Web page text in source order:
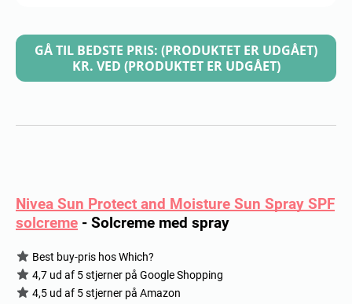
GÅ TIL BEDSTE PRIS: (PRODUKTET ER UDGÅET)
KR. VED (PRODUKTET ER UDGÅET)
Nivea Sun Protect and Moisture Sun Spray SPF
solcreme - Solcreme med spray
Best buy-pris hos Which?
4,7 ud af 5 stjerner på Google Shopping
4,5 ud af 5 stjerner på Amazon